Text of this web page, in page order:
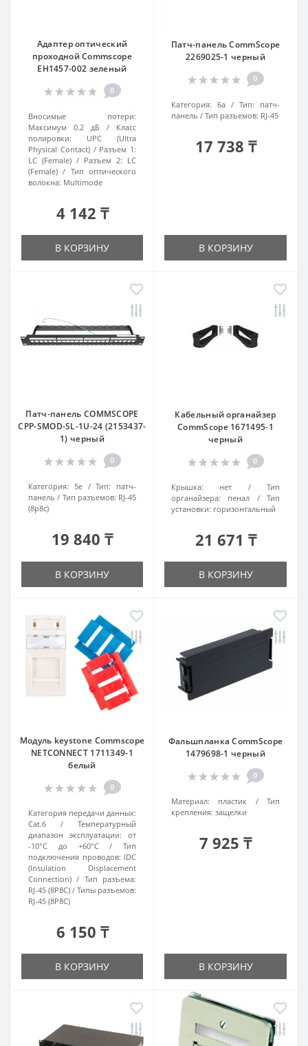
Адаптер оптический
проходной Commscope
EH1457-002 зеленый
0
Вносимые потери:
Максимум 0.2 дБ
Класс
полировки:
UPC (Ultra
Physical Contact)
Разъем 1:
LC (Female)
Разъем 2: LC
(Female)
Тип оптического
волокна: Multimode
4 142 ₸
В КОРЗИНУ
Патч-панель CommScope
2269025-1 черный
0
Категория: 6a Тип:
патч-
панель
Тип разъемов: RJ-45
17 738 ₸
В КОРЗИНУ
Патч-панель COMMSCOPE
CPP-SMOD-SL-1U-24 (2153437-
1) черный
0
Категория: 5e Тип:
патч-
панель
Тип разъемов: RJ-45
(8p8c)
19 840 ₸
В КОРЗИНУ
Кабельный органайзер
CommScope 1671495-1
черный
0
Крышка: нет
Тип
органайзера:
пенал
Тип
установки: горизонтальный
21 671 ₸
В КОРЗИНУ
Модуль keystone Commscope
NETCONNECT 1711349-1
белый
0
Категория передачи данных:
Cat.6
Температурный
диапазон эксплуатации:
от
-10°C до +60°C
Тип
подключения проводов: IDC
(Insulation Displacement
Connection)
Тип разъема:
RJ-45 (8P8C)
Типы разъемов:
RJ-45 (8P8C)
6 150 ₸
В КОРЗИНУ
Фальшпланка CommScope
1479698-1 черный
0
Материал: пластик
Тип
крепления: защелки
7 925 ₸
В КОРЗИНУ